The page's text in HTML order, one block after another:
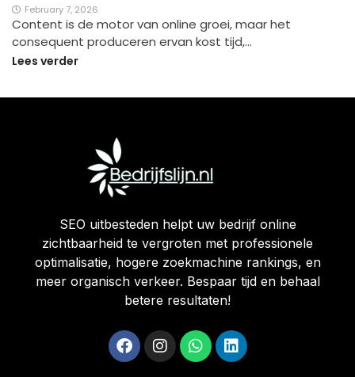
February 7, 2026
Content is de motor van online groei, maar het
consequent produceren ervan kost tijd,…
Lees verder
SEO uitbesteden helpt uw bedrijf online
zichtbaarheid te vergroten met professionele
optimalisatie, hogere zoekmachine rankings, en
meer organisch verkeer. Bespaar tijd en behaal
betere resultaten!